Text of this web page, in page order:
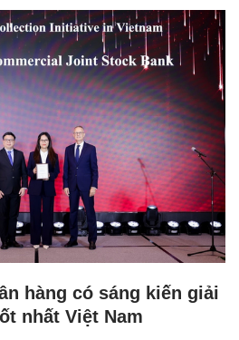
hàng có sáng kiến giải
nhất Việt Nam